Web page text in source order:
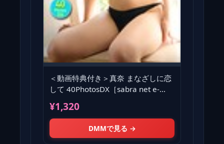
＜動画特典付き＞真奈 まなざしに恋
して 40PhotosDX［sabra net e-
¥1,320
DMMで見る →